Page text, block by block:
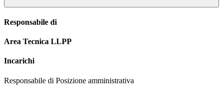
Responsabile di
Area Tecnica LLPP
Incarichi
Responsabile di Posizione amministrativa